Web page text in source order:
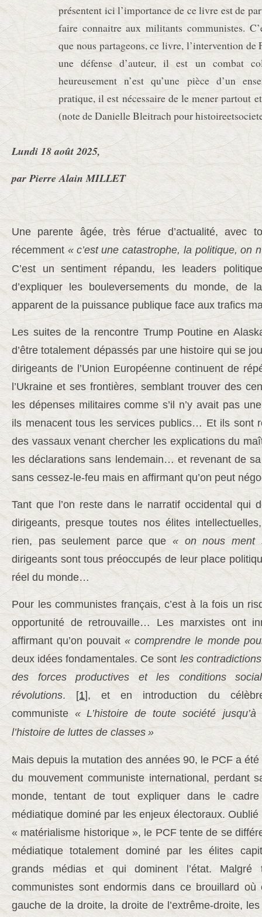
présentent ici l’importance de ce livre est de
faire connaitre aux militants communistes.
que nous partageons, ce livre, l’intervention de
une défense d’auteur, il est un combat
heureusement n’est qu’une pièce d’un
pratique, il est nécessaire de le mener partout
(note de Danielle Bleitrach pour
Lundi 18 août 2025,
par Pierre Alain MILLET
Une parente âgée, très férue d’actualité, avec
récemment« c’est une catastrophe, la politique, on
C’est un sentiment répandu, les leaders
d’expliquer les bouleversements du monde, de
apparent de la puissance publique face aux trafics
Les suites de la rencontre Trump Poutine en
d’être totalement dépassés par une histoire qui se
dirigeants de l’Union Européenne continuent de
l’Ukraine et ses frontières, semblant trouver des
les dépenses militaires comme s’il n’y avait pas
ils menacent tous les services publics… Et ils sont
des vassaux venant chercher les explications du
les déclarations sans lendemain… et revenant de
sans cessez-le-feu mais en affirmant qu’on peut
Tant que l’on reste dans le narratif occidental qui
dirigeants, presque toutes nos élites
rien, pas seulement parce que« on nous ment
dirigeants sont tous préoccupés de leur place
réel du monde…
Pour les communistes français, c’est à la fois un
opportunité de retrouvaille… Les marxistes ont
affirmant qu’on pouvait« comprendre le monde
deux idées fondamentales. Ce sont les
des forces productives et les conditions
révolutions. [1], et en introduction du
communiste« L’histoire de toute société
l’histoire de luttes de classes »
Mais depuis la mutation des années 90, le PCF a
du mouvement communiste international, perdant
monde, tentant de tout expliquer dans le
médiatique dominé par les enjeux électoraux.
« matérialisme historique », le PCF tente de se
médiatique totalement dominé par les élites
grands médias et qui dominent l’état.
communistes sont endormis dans ce brouillard
gauche de la droite, la droite de l’extrême-droite,